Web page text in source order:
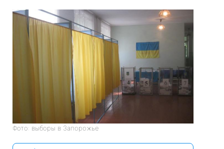
Фото: выборы в Запорожье